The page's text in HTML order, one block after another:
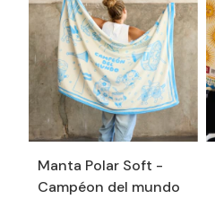
Manta Polar Soft -
Campéon del mundo